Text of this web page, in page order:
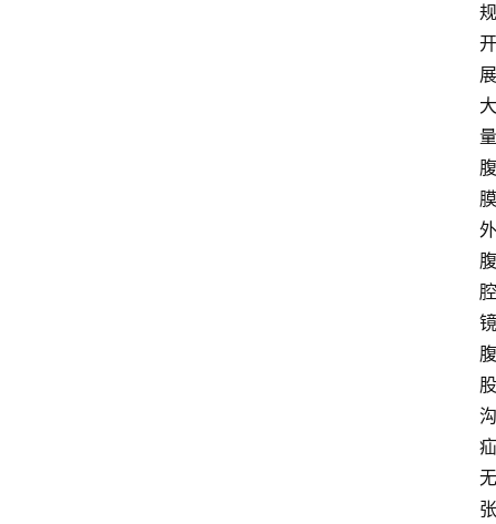
规
开
展
大
量
腹
膜
外
腹
腔
镜
腹
股
沟
疝
无
张